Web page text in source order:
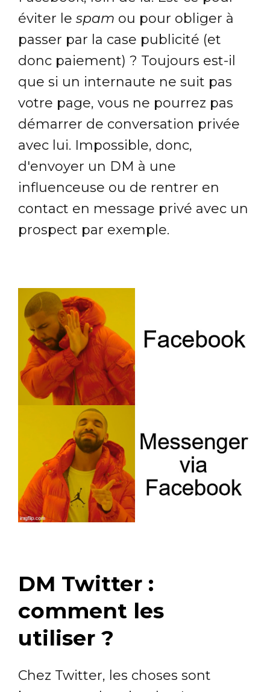
éviter le spam ou pour obliger à
passer par la case publicité (et
donc paiement) ? Toujours est-il
que si un internaute ne suit pas
votre page, vous ne pourrez pas
démarrer de conversation privée
avec lui. Impossible, donc,
d'envoyer un DM à une
influenceuse ou de rentrer en
contact en message privé avec un
prospect par exemple.
DM Twitter :
comment les
utiliser ?
Chez Twitter, les choses sont